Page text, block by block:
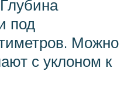
под
Можно
с уклоном к